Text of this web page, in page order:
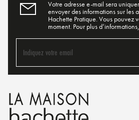
Votre adresse e-mail sera
envoyer des informations sur les
Hachette Pratique. Vous pouvez
moment. Pour plus d’informations,
Indiquez votre email